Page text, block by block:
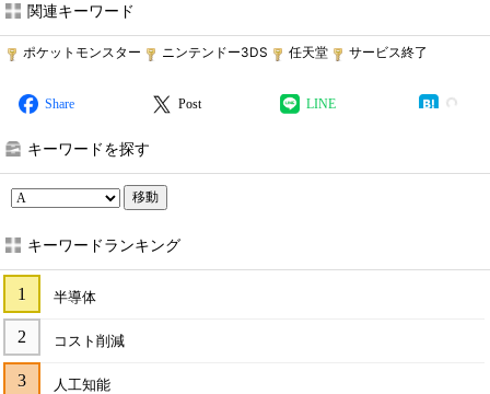
関連キーワード
ポケットモンスター ニンテンドー3DS 任天堂 サービス終了
Share Post LINE
キーワードを探す
移動
キーワードランキング
半導体
コスト削減
人工知能